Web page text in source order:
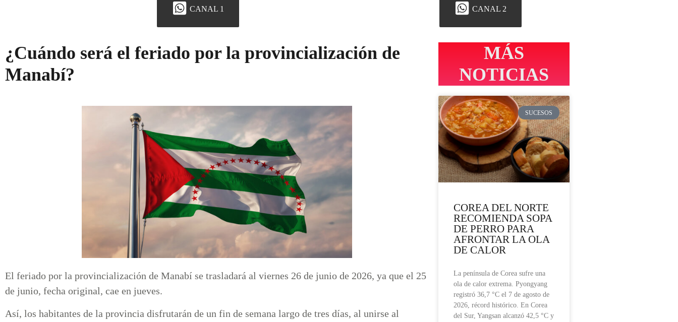
CANAL 1 CANAL 2
¿Cuándo será el feriado por la provincialización de
Manabí?
El feriado por la provincialización de Manabí se trasladará al viernes 26 de junio de 2026, ya que el 25
de junio, fecha original, cae en jueves.
Así, los habitantes de la provincia disfrutarán de un fin de semana largo de tres días, al unirse al
MÁS
NOTICIAS
SUCESOS
COREA DEL NORTE
RECOMIENDA SOPA
DE PERRO PARA
AFRONTAR LA OLA
DE CALOR
La península de Corea sufre una
ola de calor extrema. Pyongyang
registró 36,7 °C el 7 de agosto de
2026, récord histórico. En Corea
del Sur, Yangsan alcanzó 42,5 °C y